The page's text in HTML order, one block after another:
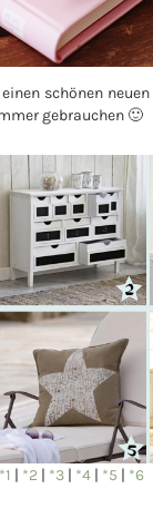
schönen neuen
gebrauchen 🙂
*1 | *2 | *3| *4| *5 | *6